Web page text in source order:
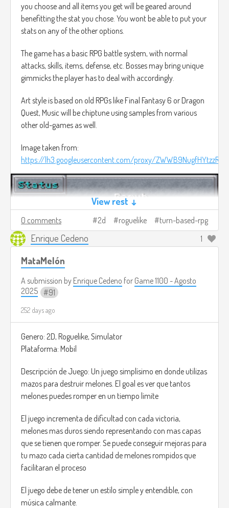
you choose and all items you get will be geared around
benefitting the stat you chose. You wont be able to put your
stats on any of the other options.
The game has a basic RPG battle system, with normal
attacks, skills, items, defense, etc. Bosses may bring unique
gimmicks the player has to deal with accordingly.
Art style is based on old RPGs like Final Fantasy 6 or Dragon
Quest, Music will be chiptune using samples from various
other old-games as well.
Image taken from:
https://lh3.googleusercontent.com/proxy/
View rest ↓
0 comments 2d roguelike turn-based-rpg
Enrique Cedeno 1
MataMelón
A submission by Enrique Cedeno for Game 1100 - Agosto
2025
91
252 days ago
Genero: 2D, Roguelike, Simulator
Plataforma: Mobil
Descripción de Juego: Un juego simplísimo en donde utilizas
mazos para destruir melones. El goal es ver que tantos
melones puedes romper en un tiempo limite
El juego incrementa de dificultad con cada victoria,
melones mas duros siendo representando con mas capas
que se tienen que romper. Se puede conseguir mejoras para
tu mazo cada cierta cantidad de melones rompidos que
facilitaran el proceso
El juego debe de tener un estilo simple y entendible, con
música calmante.